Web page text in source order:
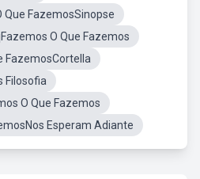
Que FazemosSinopse
O Que Fazemos
FazemosCortella
Filosofia
O Que Fazemos
Esperam Adiante